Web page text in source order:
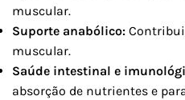
muscular.
Suporte anabólico:
muscular.
Saúde intestinal e
absorção de nutrientes e